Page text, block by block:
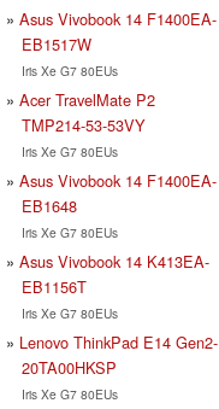
Asus Vivobook 14 F1400EA-
EB1517W
Iris Xe G7 80EUs
Acer TravelMate P2
TMP214-53-53VY
Iris Xe G7 80EUs
Asus Vivobook 14 F1400EA-
EB1648
Iris Xe G7 80EUs
Asus Vivobook 14 K413EA-
EB1156T
Iris Xe G7 80EUs
Lenovo ThinkPad E14 Gen2-
20TA00HKSP
Iris Xe G7 80EUs